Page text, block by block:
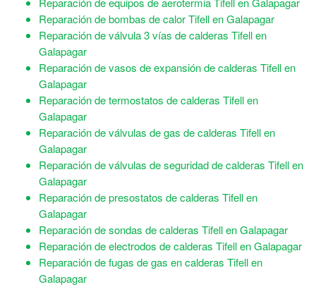
Reparación de bombas de calor Tifell en Galapagar
Reparación de válvula 3 vías de calderas Tifell en
Galapagar
Reparación de vasos de expansión de calderas Tifell en
Galapagar
Reparación de termostatos de calderas Tifell en
Galapagar
Reparación de válvulas de gas de calderas Tifell en
Galapagar
Reparación de válvulas de seguridad de calderas Tifell en
Galapagar
Reparación de presostatos de calderas Tifell en
Galapagar
Reparación de sondas de calderas Tifell en Galapagar
Reparación de electrodos de calderas Tifell en Galapagar
Reparación de fugas de gas en calderas Tifell en
Galapagar